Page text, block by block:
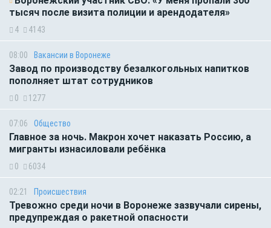
тысяч после визита полиции и арендодателя»
4 4143
08:00 Вакансии в Воронеже
Завод по производству безалкогольных напитков
пополняет штат сотрудников
0 1277
07:06 Общество
Главное за ночь. Макрон хочет наказать Россию, а
мигранты изнасиловали ребёнка
0 6034
02:21 Происшествия
Тревожно среди ночи в Воронеже зазвучали сирены,
предупреждая о ракетной опасности